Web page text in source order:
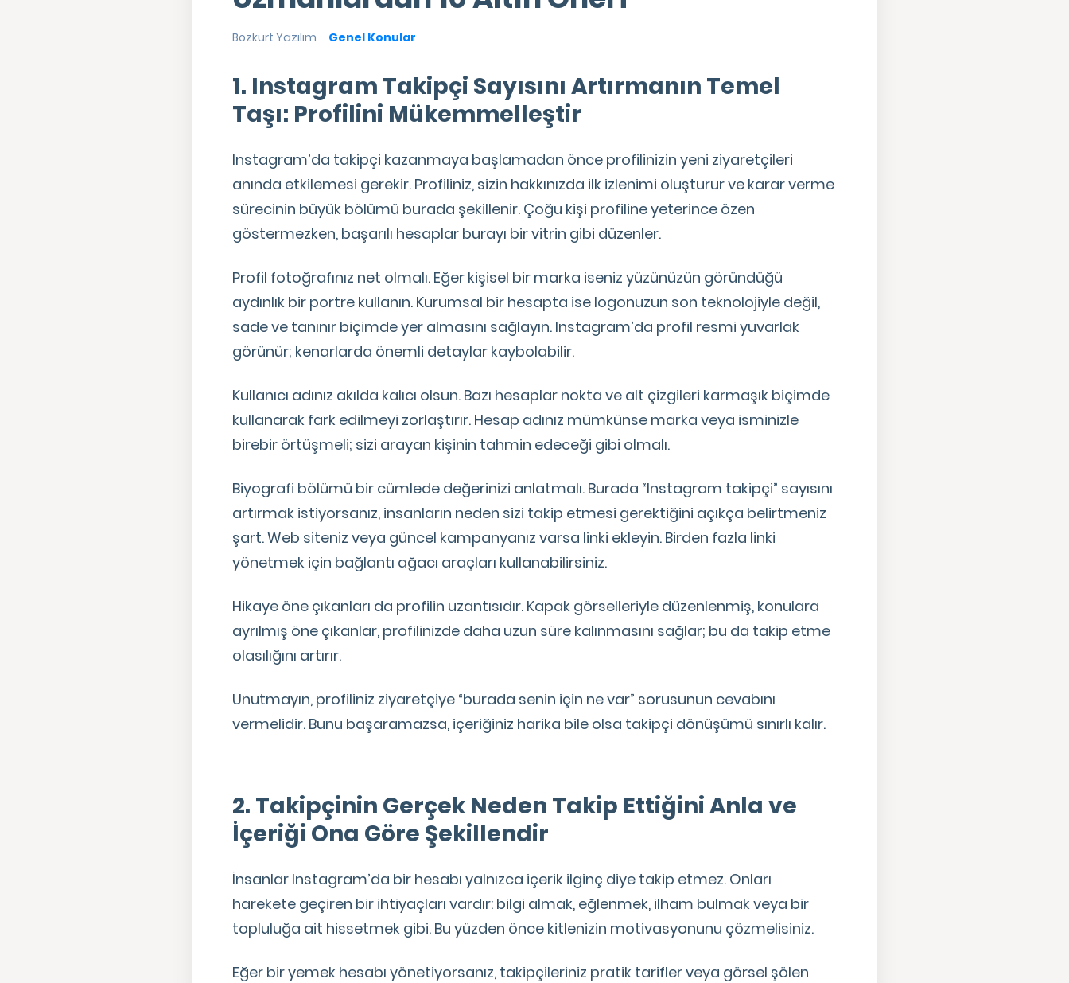
Bozkurt Yazılım Genel Konular
1. Instagram Takipçi Sayısını Artırmanın Temel
Taşı: Profilini Mükemmelleştir
Instagram’da takipçi kazanmaya başlamadan önce profilinizin yeni ziyaretçileri
anında etkilemesi gerekir. Profiliniz, sizin hakkınızda ilk izlenimi oluşturur ve karar verme
sürecinin büyük bölümü burada şekillenir. Çoğu kişi profiline yeterince özen
göstermezken, başarılı hesaplar burayı bir vitrin gibi düzenler.
Profil fotoğrafınız net olmalı. Eğer kişisel bir marka iseniz yüzünüzün göründüğü
aydınlık bir portre kullanın. Kurumsal bir hesapta ise logonuzun son teknolojiyle değil,
sade ve tanınır biçimde yer almasını sağlayın. Instagram’da profil resmi yuvarlak
görünür; kenarlarda önemli detaylar kaybolabilir.
Kullanıcı adınız akılda kalıcı olsun. Bazı hesaplar nokta ve alt çizgileri karmaşık biçimde
kullanarak fark edilmeyi zorlaştırır. Hesap adınız mümkünse marka veya isminizle
birebir örtüşmeli; sizi arayan kişinin tahmin edeceği gibi olmalı.
Biyografi bölümü bir cümlede değerinizi anlatmalı. Burada “Instagram takipçi” sayısını
artırmak istiyorsanız, insanların neden sizi takip etmesi gerektiğini açıkça belirtmeniz
şart. Web siteniz veya güncel kampanyanız varsa linki ekleyin. Birden fazla linki
yönetmek için bağlantı ağacı araçları kullanabilirsiniz.
Hikaye öne çıkanları da profilin uzantısıdır. Kapak görselleriyle düzenlenmiş, konulara
ayrılmış öne çıkanlar, profilinizde daha uzun süre kalınmasını sağlar; bu da takip etme
olasılığını artırır.
Unutmayın, profiliniz ziyaretçiye “burada senin için ne var” sorusunun cevabını
vermelidir. Bunu başaramazsa, içeriğiniz harika bile olsa takipçi dönüşümü sınırlı kalır.
2. Takipçinin Gerçek Neden Takip Ettiğini Anla ve
İçeriği Ona Göre Şekillendir
İnsanlar Instagram’da bir hesabı yalnızca içerik ilginç diye takip etmez. Onları
harekete geçiren bir ihtiyaçları vardır: bilgi almak, eğlenmek, ilham bulmak veya bir
topluluğa ait hissetmek gibi. Bu yüzden önce kitlenizin motivasyonunu çözmelisiniz.
Eğer bir yemek hesabı yönetiyorsanız, takipçileriniz pratik tarifler veya görsel şölen